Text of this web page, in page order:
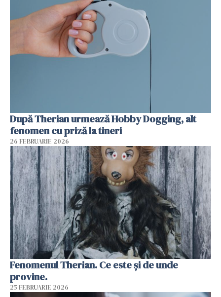
După Therian urmează Hobby Dogging, alt
fenomen cu priză la tineri
26 FEBRUARIE 2026
Fenomenul Therian. Ce este și de unde
provine.
25 FEBRUARIE 2026